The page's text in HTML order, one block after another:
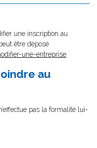
une inscription au
être déposé
une-entreprise
au
pas la formalité lui-